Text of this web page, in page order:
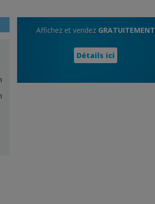
Affichez et vendez GRATUITEMENT
Détails ici